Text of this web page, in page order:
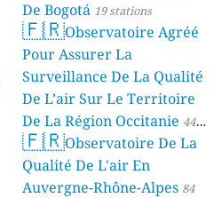
De Bogotá 19 stations
🇫🇷Observatoire Agréé
Pour Assurer La
Surveillance De La Qualité
De L’air Sur Le Territoire
De La Région Occitanie 44
stations
🇫🇷Observatoire De La
Qualité De L'air En
Auvergne-Rhône-Alpes 84